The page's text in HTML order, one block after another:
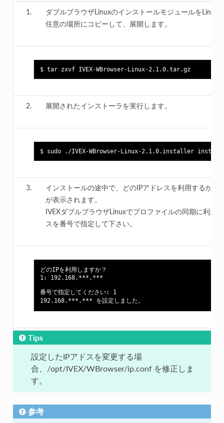
ダブルブラウザLinuxのインストールモジュールをLinux
任意の場所にコピーして、展開します。
$ tar zxvf IVEX-WBrowser-Linux-2.1.0.tar.gz
展開されたインストーラを実行します。
インストールの途中で、どのIPアドレスを利用するか選
が表示されます。
IVEXダブルブラウザLinuxでプロファイルの同期に利用
スを番号で指定して下さい。
どのIPを利用しますか？
1: 192.168.***.***
番号で指定してください: 1
Tips
設定したIPアドスを変更する場
合、/opt/IVEX/WBrowser/ip.conf を修正しま
す。
参考